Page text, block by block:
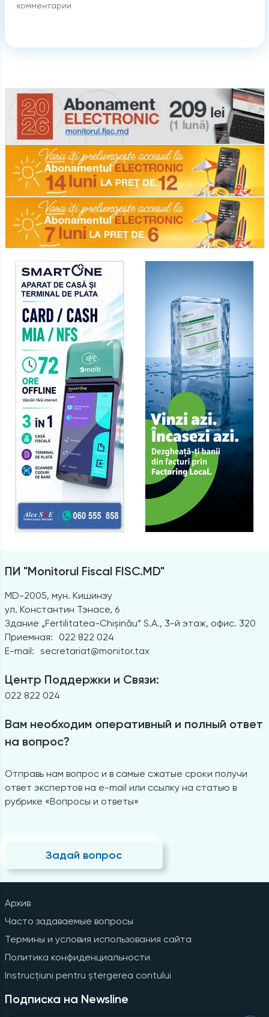
комментарии
ПИ "Monitorul Fiscal FISC.MD"
MD-2005, мун. Кишинэу
ул. Константин Тэнасе, 6
Здание „Fertilitatea-Chișinău” S.A., 3-й этаж, офис. 320
Приемная:
022 822 024
E-mail: secretariat@monitor.tax
Центр Поддержки и Связи:
022 822 024
Вам необходим оперативный и полный ответ
на вопрос?
Отправь нам вопрос и в самые сжатые сроки получи
ответ экспертов на e-mail или ссылку на статью в
рубрике «Вопросы и ответы»
Задай вопрос
Архив
Часто задаваемые вопросы
Термины и условия использования сайта
Политика конфиденциальности
Instrucțiuni pentru ștergerea contului
Подписка на Newsline